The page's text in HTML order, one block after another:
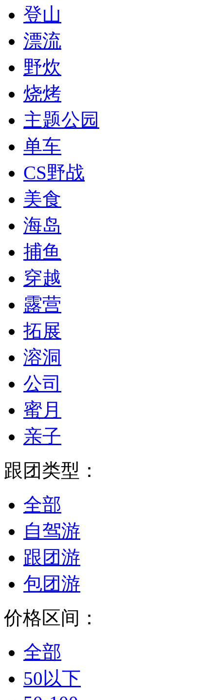
登山
漂流
野炊
烧烤
主题公园
单车
CS野战
美食
海岛
捕鱼
穿越
露营
拓展
溶洞
公司
蜜月
亲子
跟团类型：
全部
自驾游
跟团游
包团游
价格区间：
全部
50以下